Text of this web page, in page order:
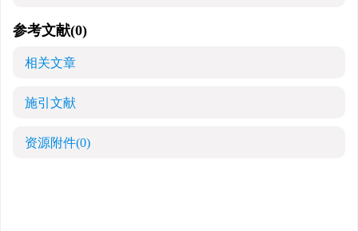
参考文献(0)
相关文章
施引文献
资源附件(0)